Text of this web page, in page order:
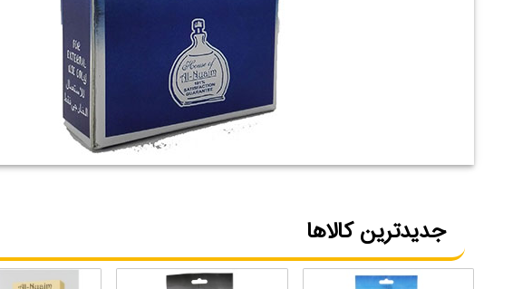
جدیدترین کالاها